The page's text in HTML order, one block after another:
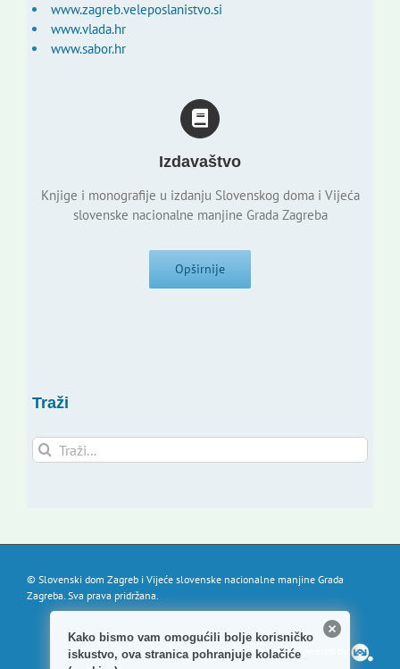
www.zagreb.veleposlanistvo.si
www.vlada.hr
www.sabor.hr
Izdavaštvo
Knjige i monografije u izdanju Slovenskog doma i Vijeća
slovenske nacionalne manjine Grada Zagreba
Opširnije
Traži
Traži...
© Slovenski dom Zagreb i Vijeće slovenske nacionalne manjine Grada
Zagreba. Sva prava pridržana.
Powered by
Kako bismo vam omogućili bolje korisničko
iskustvo, ova stranica pohranjuje kolačiće